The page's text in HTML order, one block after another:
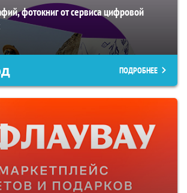
фотокниг от сервиса цифровой
ПОДРОБНЕЕ